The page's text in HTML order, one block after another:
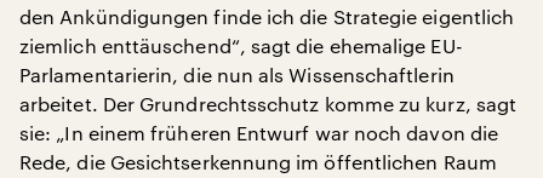
den Ankündigungen finde ich die Strategie eigentlich
ziemlich enttäuschend“, sagt die ehemalige EU-
Parlamentarierin, die nun als Wissenschaftlerin
arbeitet. Der Grundrechtsschutz komme zu kurz, sagt
sie: „In einem früheren Entwurf war noch davon die
Rede, die Gesichtserkennung im öffentlichen Raum